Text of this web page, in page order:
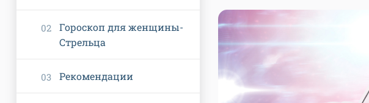
Гороскоп для женщины-
Стрельца
Рекомендации